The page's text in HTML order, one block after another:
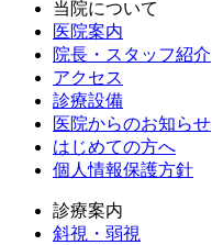
当院について
医院案内
院長・スタッフ紹介
アクセス
診療設備
医院からのお知らせ
はじめての方へ
個人情報保護方針
診療案内
斜視・弱視